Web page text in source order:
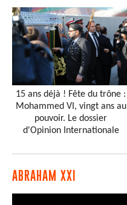
15 ans déjà ! Fête du trône :
Mohammed VI, vingt ans au
pouvoir. Le dossier
d'Opinion Internationale
ABRAHAM XXI